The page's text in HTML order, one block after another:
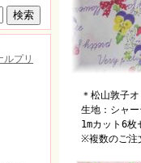
＊松山敦子オ
生地：シャ
1mカット6枚
※複数のご注